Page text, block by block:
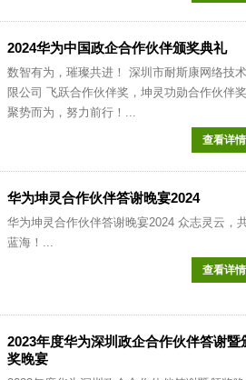
2024华为中国政企合作伙伴颁奖典礼
数智有为，璀璨共进！ 深圳市耐斯康网络技
限公司 飞跃合作伙伴奖，坤灵功勋合作伙伴
聚势而为，努力前行！...
查看详
华为坤灵合作伙伴答谢晚宴2024
华为坤灵合作伙伴答谢晚宴2024 众志灵云，
蓝海！...
查看详
2023年度华为深圳政企合作伙伴答谢暨
奖晚宴